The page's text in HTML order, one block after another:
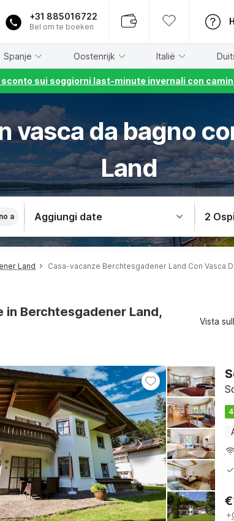
+31 885016722
Bel om te boeken
Spanje Oostenrijk Italië
sconto sui soggiorni last-minute invernali con
vasca da bagno
Land
a Aggiungi date 2
Land Casa-vacanze Berchtesgadener Land Con Vasca
in Berchtesgadener Land,
Vista
€
+